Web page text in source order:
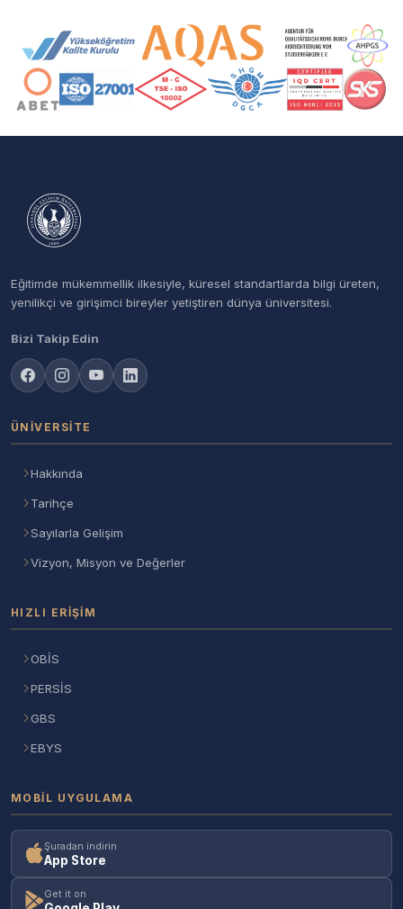
Akreditasyon ve Üyelik Logoları
Eğitimde mükemmellik ilkesiyle, küresel standartlarda bilgi üreten,
yenilikçi ve girişimci bireyler yetiştiren dünya üniversitesi.
Bizi Takip Edin
ÜNIVERSITE
Hakkında
Tarihçe
Sayılarla Gelişim
Vizyon, Misyon ve Değerler
HIZLI ERIŞIM
OBİS
PERSİS
GBS
EBYS
MOBIL UYGULAMA
Şuradan indirin
App Store
Get it on